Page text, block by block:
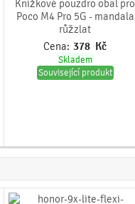
Knížkové pouzdro obal pro
Poco M4 Pro 5G - mandala
růžzlat
Cena: 378 Kč
Skladem
Související produkt